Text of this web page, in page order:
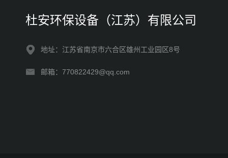
杜安环保设备（江苏）有限公司
地址：江苏省南京市六合区雄州工业园区8号
邮箱：770822429@qq.com